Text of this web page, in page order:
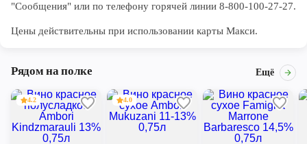
"Сообщения" или по телефону горячей линии 8-800-100-27-27.
Цены действительны при использовании карты Макси.
Рядом на полке Ещё
4.2 4.0